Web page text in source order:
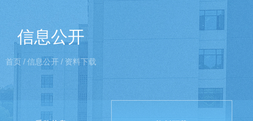
信息公开
首页 /信息公开 / 资料下载